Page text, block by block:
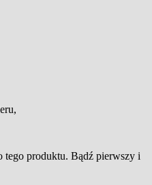
tego produktu. Bądź pierwszy i